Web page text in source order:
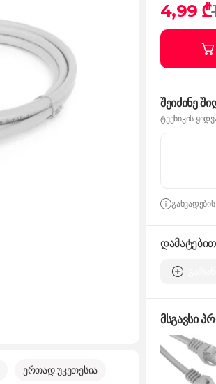
ერთად უკეთესია
4,99 ₾
შეიძინე
ტექნიკის
მსგავსი